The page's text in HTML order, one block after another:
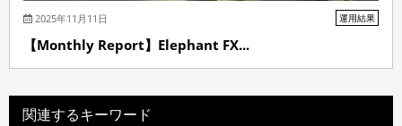
2025年11月11日 運用結果
【Monthly Report】Elephant FX...
関連するキーワード